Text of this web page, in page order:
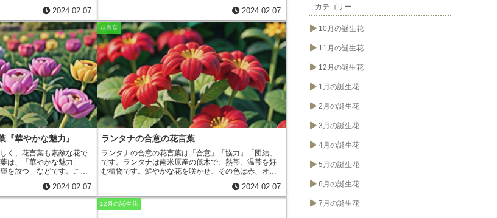
います。ナルキッソス
の女性から愛されました
女性たちを傷つけていき
スは森を歩いていると、
てしまいました。彼は泉
眺めてはため息をつき、
いました。ナルキッソス
花が咲き乱れました。こ
ルキッソスの自惚れと悲
という花言葉をつけられ
大切な人に敬意を表する
伝えるときなどに贈られ
2024.02.07
通っていて、華奢な印象を与えることから、浮気は脆
く、簡単に壊れてしまうという意味が込められていま
す。また、ラケナリアの花の色が黄色であることか
ら、黄色は浮気を連想させる色であるため、この花言
葉が付けられたとも言われています。ラケナリアの花
は、黄色やオレンジ色のものが多く、花弁には筋が入
っています。花は、春から初夏にかけて咲きます。ラ
ケナリアは、水はけのよい土壌を好みます。肥料は、
生育期に与えます。ラケナリアは、花が美しいことか
ら、観賞用として人気があります。また、ラケナリア
の花言葉は、「浮気はやめて」であるため、浮気防止
のお守りとして贈られることもあります。
2024.02.07
『華やかな魅力』
く、花言葉も素敵な花で
は、「華やかな魅力」
を放つ」などです。これ
キュラスは、花の色によっ
持っています。例えば、
的な愛」「熱烈な恋」、
2024.02.07
花言葉
ランタナの合意の花言葉
ランタナの合意の花言葉は「合意 」「協力 」「団結 」
です。ランタナは南米原産の低木で、熱帯、温帯を好
む植物です。鮮やかな花を咲かせ、その色は赤、オレ
暑性、耐寒性に優れており、育てやすい植物です。ま
た、花が長期間咲き続けるため、観賞用としても人気
があります。ランタナの名前は、ギリシャ語の
2024.02.07
12月の誕生花
カテゴリー
10月の誕生花
11月の誕生花
12月の誕生花
1月の誕生花
2月の誕生花
3月の誕生花
4月の誕生花
5月の誕生花
6月の誕生花
7月の誕生花